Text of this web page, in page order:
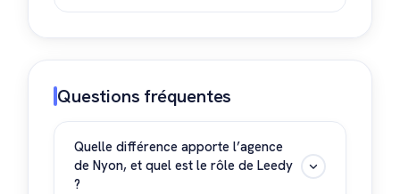
Questions fréquentes
Quelle différence apporte l’agence
de Nyon, et quel est le rôle de Leedy
?